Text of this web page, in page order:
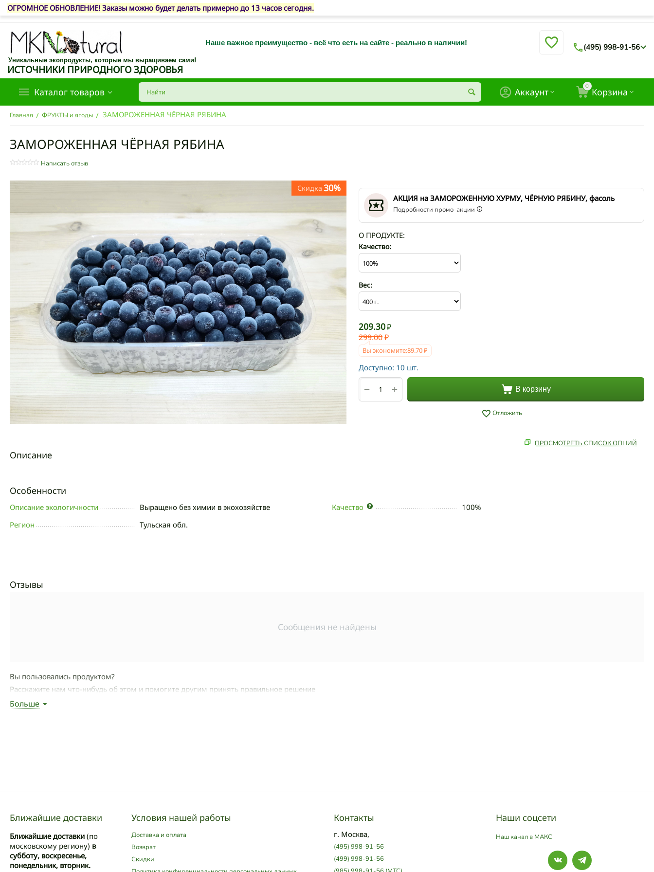
ОГРОМНОЕ ОБНОВЛЕНИЕ! Заказы можно будет делать примерно до 13 часов сегодня.
Наше важное преимущество - всё что есть на сайте - реально в наличии! (495) 998-91-56
Уникальные экопродукты, которые мы выращиваем сами!
ИСТОЧНИКИ ПРИРОДНОГО ЗДОРОВЬЯ
Каталог товаров 0 Корзина
Аккаунт
Главная / ФРУКТЫ и ягоды / ЗАМОРОЖЕННАЯ ЧЁРНАЯ РЯБИНА
ЗАМОРОЖЕННАЯ ЧЁРНАЯ РЯБИНА
Написать отзыв
АКЦИЯ на ЗАМОРОЖЕННУЮ ХУРМУ, ЧЁРНУЮ РЯБИНУ, фасоль
Подробности промо-акции
О ПРОДУКТЕ:
Качество:
Вес:
209.30₽
299.00₽
Вы экономите:89.70₽
Доступно: 10 шт.
+
− В корзину
Отложить
ПРОСМОТРЕТЬ СПИСОК ОПЦИЙ
Описание
Особенности
Описание экологичности
Выращено без химии в экохозяйстве
Регион
Тульская обл.
Качество 100%
Отзывы
Сообщения не найдены
Вы пользовались продуктом?
Расскажите нам что-нибудь об этом и помогите другим принять правильное решение
Написать отзыв
Больше
Ближайшие доставки
Ближайшие доставки (по
московскому региону) в
субботу, воскресенье,
понедельник, вторник.
Условия нашей работы
Доставка и оплата
Возврат
Скидки
Контакты
г. Москва,
(495) 998-91-56
(499) 998-91-56
Наши соцсети
Наш канал в МАКС